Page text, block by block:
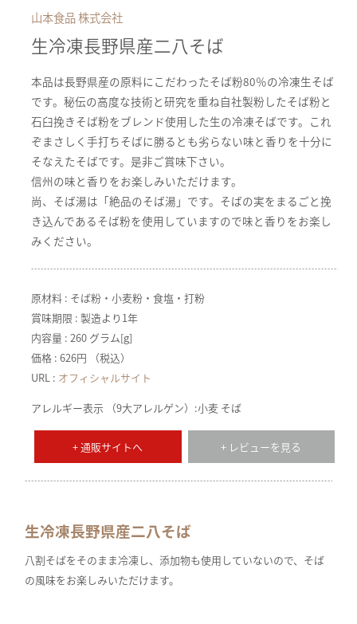
山本食品 株式会社
生冷凍長野県産二八そば
本品は長野県産の原料にこだわったそば粉80％の冷凍生そば
です。秘伝の高度な技術と研究を重ね自社製粉したそば粉と
石臼挽きそば粉をブレンド使用した生の冷凍そばです。これ
ぞまさしく手打ちそばに勝るとも劣らない味と香りを十分に
そなえたそばです。是非ご賞味下さい。
信州の味と香りをお楽しみいただけます。
尚、そば湯は「絶品のそば湯」です。そばの実をまるごと挽
き込んであるそば粉を使用していますので味と香りをお楽し
みください。
原材料 : そば粉・小麦粉・食塩・打粉
賞味期限 : 製造より1年
内容量 : 260 グラム[g]
価格 : 626円 （税込）
URL : オフィシャルサイト
アレルギー表示 （9大アレルゲン）:小麦 そば
+ 通販サイトへ + レビューを見る
生冷凍長野県産二八そば
八割そばをそのまま冷凍し、添加物も使用していないので、そば
の風味をお楽しみいただけます。